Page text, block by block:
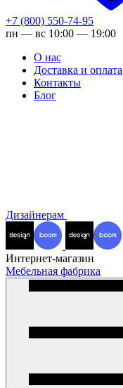
+7 (800) 550-74-95
пн — вс 10:00 — 19:00
О нас
Доставка и оплата
Контакты
Блог
Дизайнерам
Интернет-магазин
Мебельная фабрика